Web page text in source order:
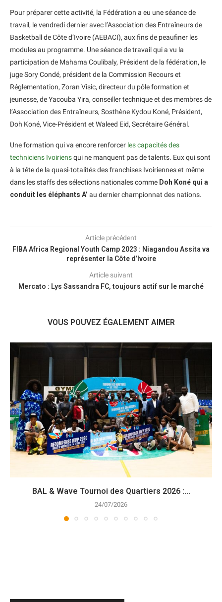
Pour préparer cette activité, la Fédération a eu une séance de
travail, le vendredi dernier avec l’Association des Entraîneurs de
Basketball de Côte d’Ivoire (AEBACI), aux fins de peaufiner les
modules au programme. Une séance de travail qui a vu la
participation de Mahama Coulibaly, Président de la fédération, le
juge Sory Condé, président de la Commission Recours et
Réglementation, Zoran Visic, directeur du pôle formation et
jeunesse, de Yacouba Yira, conseiller technique et des membres de
l’Association des Entraîneurs, Sosthène Kydou Koné, Président,
Doh Koné, Vice-Président et Waleed Eid, Secrétaire Général.
Une formation qui va encore renforcer les capacités des
techniciens Ivoiriensqui ne manquent pas de talents. Eux qui sont
à la tête de la quasi-totalités des franchises Ivoiriennes et même
dans les staffs des sélections nationales comme Doh Koné qui a
conduit les éléphants A’ au dernier championnat des nations.
Article précédent
FIBA Africa Regional Youth Camp 2023 : Niagandou Assita va
représenter la Côte d’Ivoire
Article suivant
Mercato : Lys Sassandra FC, toujours actif sur le marché
VOUS POUVEZ ÉGALEMENT AIMER
BAL & Wave Tournoi des Quartiers 2026 :...
24/07/2026